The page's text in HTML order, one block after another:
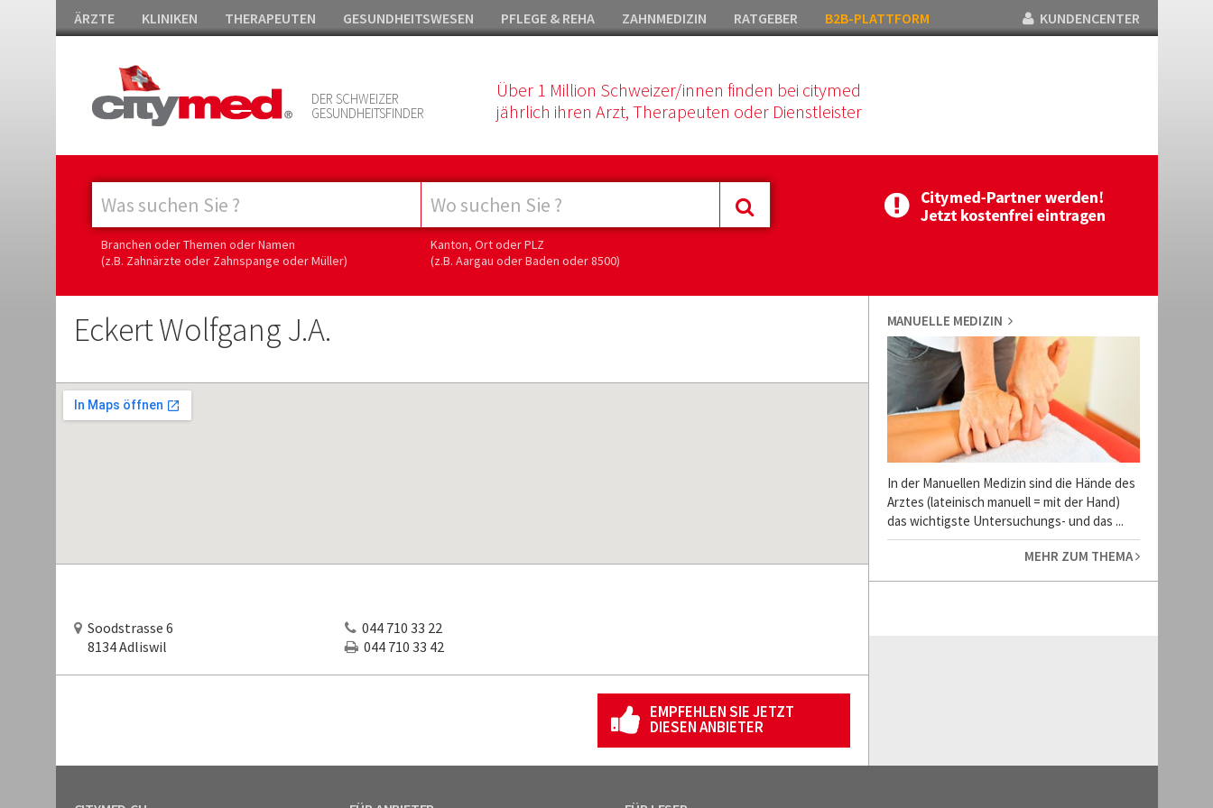
ÄRZTE KLINIKEN THERAPEUTEN GESUNDHEITSWESEN PFLEGE & REHA ZAHNMEDIZIN RATGEBER B2B-PLATTFORM KUNDENCENTER
DER SCHWEIZER
GESUNDHEITSFINDER
Über 1 Million Schweizer/innen finden bei citymed
jährlich ihren Arzt, Therapeuten oder Dienstleister
Branchen oder Themen oder Namen
(z.B. Zahnärzte oder Zahnspange oder Müller)
Kanton, Ort oder PLZ
(z.B. Aargau oder Baden oder 8500)
Eckert Wolfgang J.A.
Soodstrasse 6
8134 Adliswil
044 710 33 22
044 710 33 42
EMPFEHLEN SIE JETZT
DIESEN ANBIETER
MANUELLE MEDIZIN
In der Manuellen Medizin sind die Hände des
Arztes (lateinisch manuell = mit der Hand)
das wichtigste Untersuchungs- und das ...
MEHR ZUM THEMA